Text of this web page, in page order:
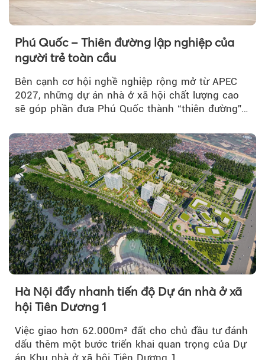
Phú Quốc – Thiên đường lập nghiệp của
người trẻ toàn cầu
Bên cạnh cơ hội nghề nghiệp rộng mở từ APEC
2027, những dự án nhà ở xã hội chất lượng cao
sẽ góp phần đưa Phú Quốc thành “thiên đường”
Hà Nội đẩy nhanh tiến độ Dự án nhà ở xã
hội Tiên Dương 1
Việc giao hơn 62.000m² đất cho chủ đầu tư đánh
dấu thêm một bước triển khai quan trọng của Dự
án Khu nhà ở xã hội Tiên Dương 1...